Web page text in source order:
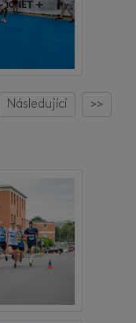
Následující >>